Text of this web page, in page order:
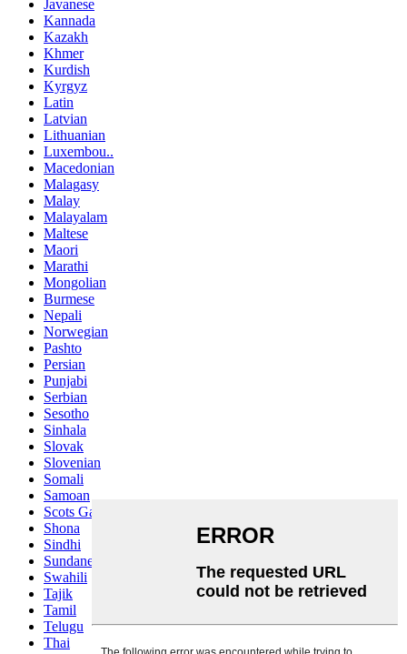
Javanese
Kannada
Kazakh
Khmer
Kurdish
Kyrgyz
Latin
Latvian
Lithuanian
Luxembou..
Macedonian
Malagasy
Malay
Malayalam
Maltese
Maori
Marathi
Mongolian
Burmese
Nepali
Norwegian
Pashto
Persian
Punjabi
Serbian
Sesotho
Sinhala
Slovak
Slovenian
Somali
Samoan
Scots Gaelic
Shona
Sindhi
Sundanese
Swahili
Tajik
Tamil
Telugu
Thai